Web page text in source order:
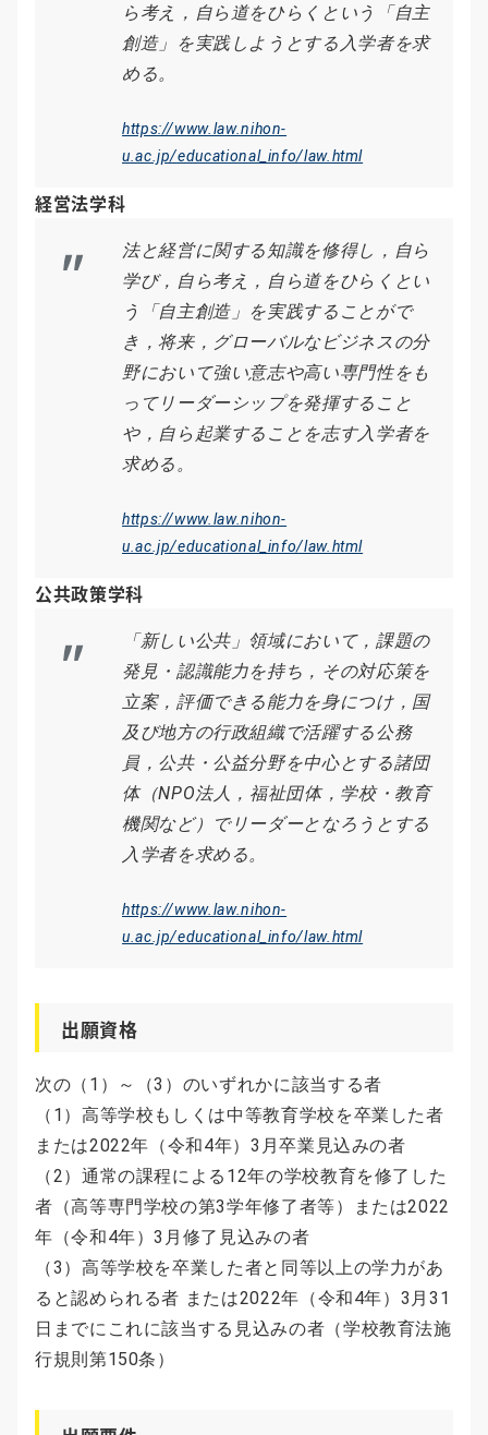
ら考え，自ら道をひらくという「自主
創造」を実践しようとする入学者を求
める。
https://www.law.nihon-
u.ac.jp/educational_info/law.html
経営法学科
法と経営に関する知識を修得し，自ら
学び，自ら考え，自ら道をひらくとい
う「自主創造」を実践することがで
き，将来，グローバルなビジネスの分
野において強い意志や高い専門性をも
ってリーダーシップを発揮すること
や，自ら起業することを志す入学者を
求める。
https://www.law.nihon-
u.ac.jp/educational_info/law.html
公共政策学科
「新しい公共」領域において，課題の
発見・認識能力を持ち，その対応策を
立案，評価できる能力を身につけ，国
及び地方の行政組織で活躍する公務
員，公共・公益分野を中心とする諸団
体（NPO法人，福祉団体，学校・教育
機関など）でリーダーとなろうとする
入学者を求める。
https://www.law.nihon-
u.ac.jp/educational_info/law.html
出願資格
次の（1）～（3）のいずれかに該当する者
（1）高等学校もしくは中等教育学校を卒業した者
または2022年（令和4年）3月卒業見込みの者
（2）通常の課程による12年の学校教育を修了した
者（高等専門学校の第3学年修了者等）または2022
年（令和4年）3月修了見込みの者
（3）高等学校を卒業した者と同等以上の学力があ
ると認められる者 または2022年（令和4年）3月31
日までにこれに該当する見込みの者（学校教育法施
行規則第150条）